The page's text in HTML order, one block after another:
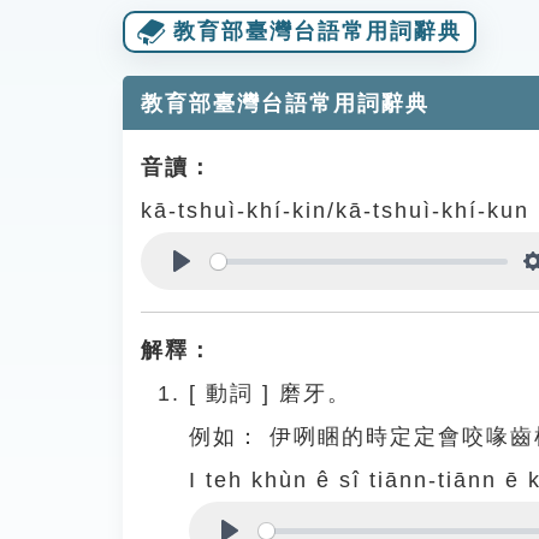
教育部臺灣台語常用詞辭典
教育部臺灣台語常用詞辭典
音讀：
kā-tshuì-khí-kin/kā-tshuì-khí-kun
解釋：
[ 動詞 ] 磨牙。
例如：
伊咧睏的時定定會咬喙齒
I teh khùn ê sî tiānn-tiānn ē